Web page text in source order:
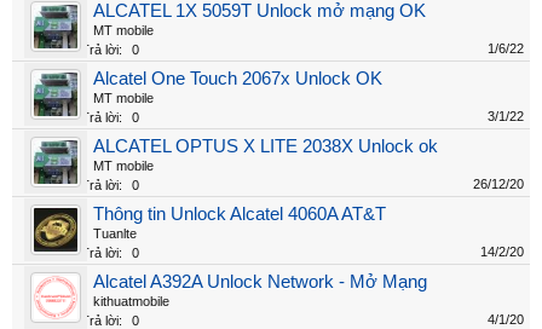
ALCATEL 1X 5059T Unlock mở mạng OK
MT mobile
Trả lời:
0 1/6/22
Alcatel One Touch 2067x Unlock OK
MT mobile
Trả lời:
0 3/1/22
ALCATEL OPTUS X LITE 2038X Unlock ok
MT mobile
Trả lời:
0 26/12/20
Thông tin Unlock Alcatel 4060A AT&T
Tuanlte
Trả lời:
0 14/2/20
Alcatel A392A Unlock Network - Mở Mạng
kithuatmobile
Trả lời:
0 4/1/20